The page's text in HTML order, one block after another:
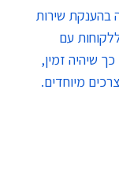
בהענקת שירות
עם
שיהיה זמין,
מיוחדים.